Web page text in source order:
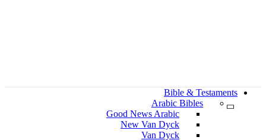
Bible & Testaments
Arabic Bibles
Good News Arabic
New Van Dyck
Van Dyck